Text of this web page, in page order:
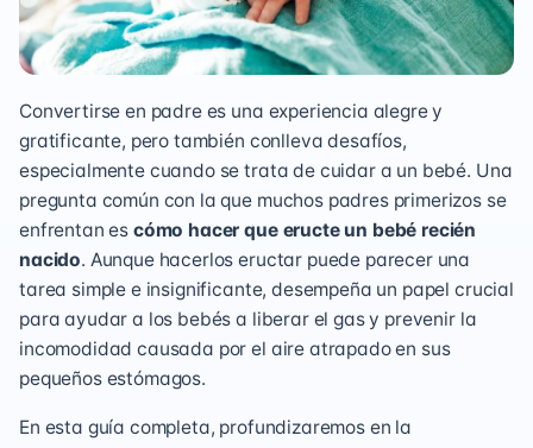
Convertirse en padre es una experiencia alegre y
gratificante, pero también conlleva desafíos,
especialmente cuando se trata de cuidar a un bebé. Una
pregunta común con la que muchos padres primerizos se
enfrentan es cómo hacer que eructe un bebé recién
nacido. Aunque hacerlos eructar puede parecer una
tarea simple e insignificante, desempeña un papel crucial
para ayudar a los bebés a liberar el gas y prevenir la
incomodidad causada por el aire atrapado en sus
pequeños estómagos.
En esta guía completa, profundizaremos en la